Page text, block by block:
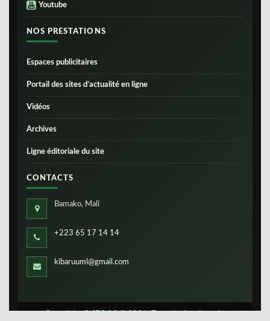
Youtube
NOS PRESTATIONS
Espaces publicitaires
Portail des sites d’actualité en ligne
Vidéos
Archives
Ligne éditoriale du site
CONTACTS
Bamako, Mali
+223 65 17 14 14
kibaruuml@gmail.com